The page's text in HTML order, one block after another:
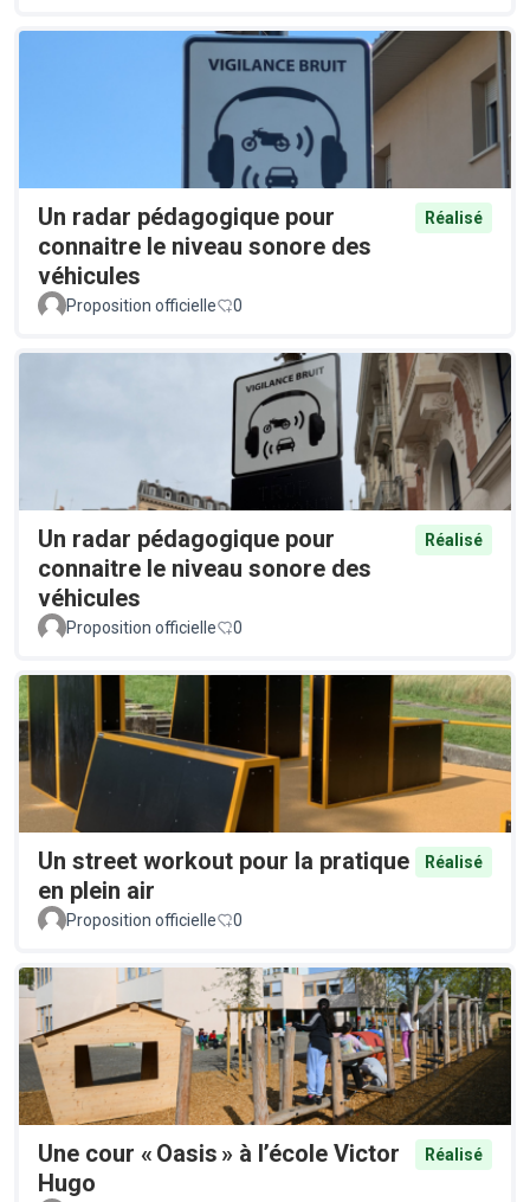
Un radar pédagogique pour
connaitre le niveau sonore des
véhicules
Réalisé
Proposition officielle 0
Un radar pédagogique pour
connaitre le niveau sonore des
véhicules
Réalisé
Proposition officielle 0
Un street workout pour la pratique
en plein air
Réalisé
Proposition officielle 0
Une cour « Oasis » à l’école Victor
Hugo
Réalisé